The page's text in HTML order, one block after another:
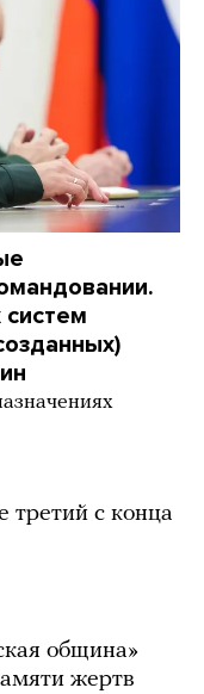
третий с конца
община»
жертв